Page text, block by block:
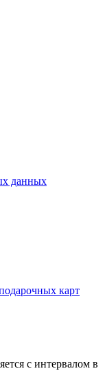
данных
карт
с интервалом в